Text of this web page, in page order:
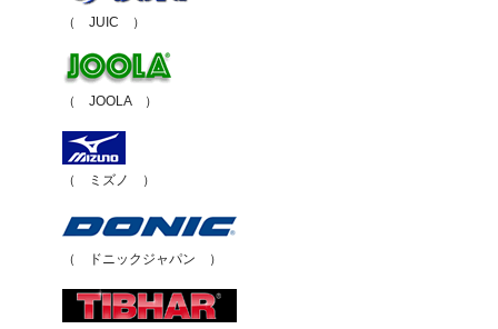
（ JUIC ）
（ JOOLA ）
（ ミズノ ）
（ ドニックジャパン ）